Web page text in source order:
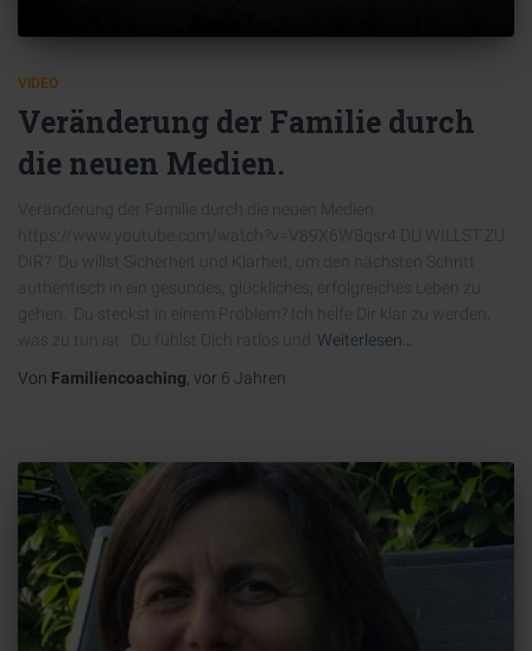
VIDEO
Veränderung der Familie durch
die neuen Medien.
Veränderung der Familie durch die neuen Medien.
https://www.youtube.com/watch?v=V89X6W8qsr4 DU WILLST ZU
DIR? Du willst Sicherheit und Klarheit, um den nächsten Schritt
authentisch in ein gesundes, glückliches, erfolgreiches Leben zu
gehen. Du steckst in einem Problem? Ich helfe Dir klar zu werden,
was zu tun ist. Du fühlst Dich ratlos und
Weiterlesen…
Von Familiencoaching , vor 6 Jahren